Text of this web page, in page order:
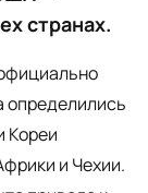
странах.
определились
Кореи
и Чехии.